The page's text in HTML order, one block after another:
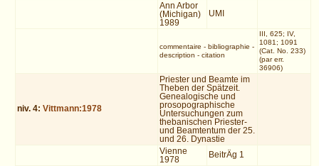
Ann Arbor
(Michigan)
1989
UMI
commentaire - bibliographie -
description - citation
III, 625; IV,
1081; 1091
(Cat. No. 233)
(par err.
36906)
niv. 4:Vittmann:1978
Priester und Beamte im
Theben der Spätzeit.
Genealogische und
prosopographische
Untersuchungen zum
thebanischen Priester-
und Beamtentum der 25.
und 26. Dynastie
Vienne
1978
BeitrÄg 1